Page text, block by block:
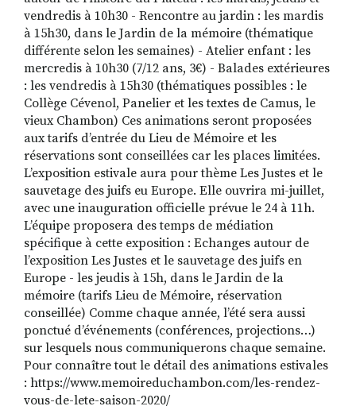
vendredis à 10h30 - Rencontre au jardin : les mardis
à 15h30, dans le Jardin de la mémoire (thématique
différente selon les semaines) - Atelier enfant : les
mercredis à 10h30 (7/12 ans, 3€) - Balades extérieures
: les vendredis à 15h30 (thématiques possibles : le
Collège Cévenol, Panelier et les textes de Camus, le
vieux Chambon) Ces animations seront proposées
aux tarifs d’entrée du Lieu de Mémoire et les
réservations sont conseillées car les places limitées.
L’exposition estivale aura pour thème Les Justes et le
sauvetage des juifs eu Europe. Elle ouvrira mi-juillet,
avec une inauguration officielle prévue le 24 à 11h.
L’équipe proposera des temps de médiation
spécifique à cette exposition : Echanges autour de
l’exposition Les Justes et le sauvetage des juifs en
Europe - les jeudis à 15h, dans le Jardin de la
mémoire (tarifs Lieu de Mémoire, réservation
conseillée) Comme chaque année, l’été sera aussi
ponctué d’événements (conférences, projections…)
sur lesquels nous communiquerons chaque semaine.
Pour connaître tout le détail des animations estivales
: https://www.memoireduchambon.com/les-rendez-
vous-de-lete-saison-2020/